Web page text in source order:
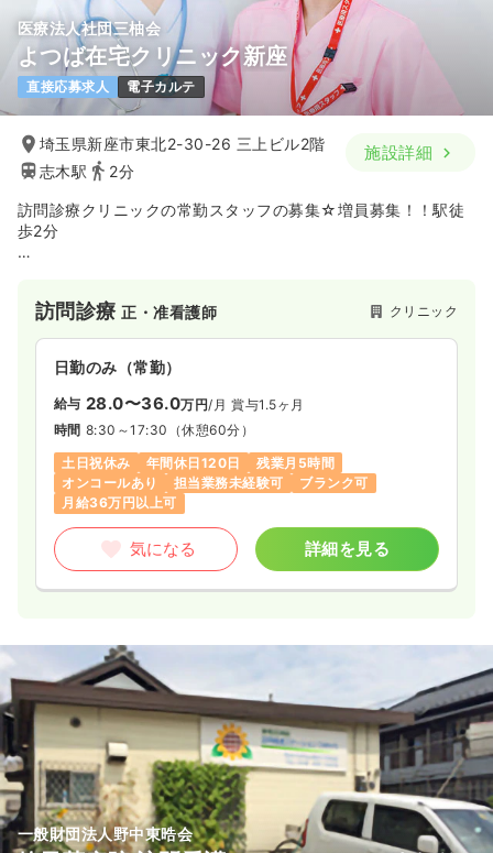
医療法人社団三柚会
よつば在宅クリニック新座
直接応募求人 電子カルテ
埼玉県新座市東北2-30-26 三上ビル2階
志木駅
2分
施設詳細
訪問診療クリニックの常勤スタッフの募集☆増員募集！！駅徒
歩2分
看護師さんを増員募集中です！
医師・看護師・ドライバーの3名体制での訪問診療となります。
患者様のお話をゆっくりと傾聴できる方であれば経験不問で
分からないことはしっかりサポートいたしますので、まずはご
応募を心よりお待ちしております。
訪問診療正・准看護師 クリニック
日勤のみ（常勤）
給与 28.0〜36.0万円/月 賞与1.5ヶ月
時間 8:30～17:30 （休憩60分）
土日祝休み
年間休日120日
残業月5時間
オンコールあり
担当業務未経験可
ブランク可
月給36万円以上可
気になる 詳細を見る
一般財団法人野中東晧会